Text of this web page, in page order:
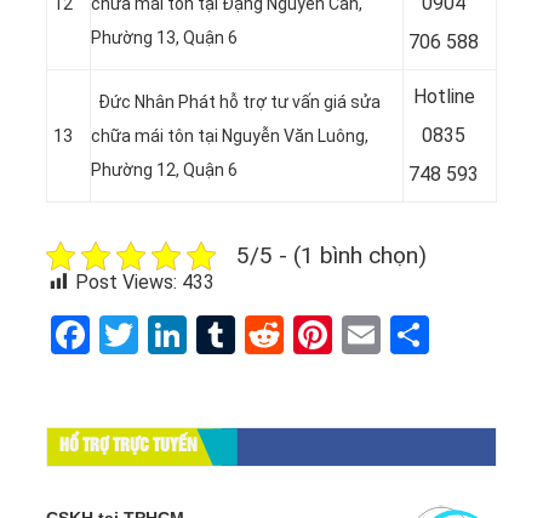
Phường 13, Quận 6
706 588
13
Đức Nhân Phát hỗ trợ tư vấn giá sửa
chữa mái tôn tại Nguyễn Văn Luông,
Phường 12, Quận 6
Hotline
0835
748 593
5/5 - (1 bình chọn)
Post Views: 433
Facebook
Twitter
LinkedIn
Tumblr
RedditPinterest
Email
HỔ TRỢ TRỰC TUYẾN